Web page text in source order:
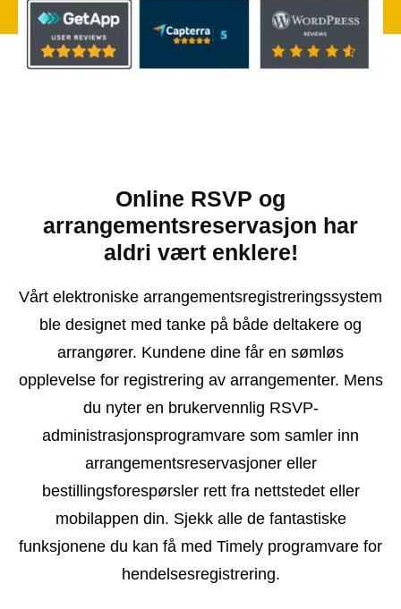
Online RSVP og
arrangementsreservasjon har
aldri vært enklere!
Vårt elektroniske arrangementsregistreringssystem
ble designet med tanke på både deltakere og
arrangører. Kundene dine får en sømløs
opplevelse for registrering av arrangementer. Mens
du nyter en brukervennlig RSVP-
administrasjonsprogramvare som samler inn
arrangementsreservasjoner eller
bestillingsforespørsler rett fra nettstedet eller
mobilappen din. Sjekk alle de fantastiske
funksjonene du kan få med Timely programvare for
hendelsesregistrering.